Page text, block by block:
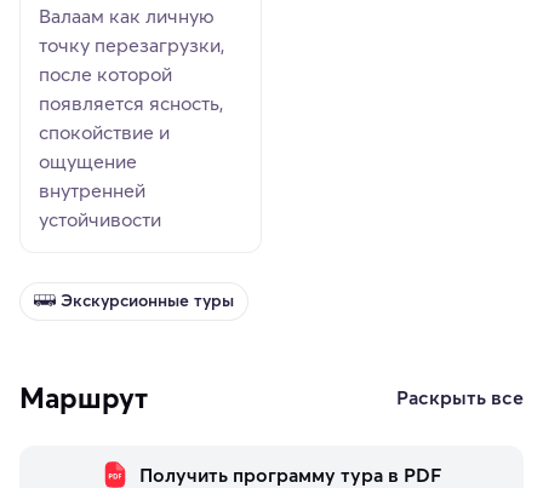
Валаам как личную
точку перезагрузки,
после которой
появляется ясность,
спокойствие и
ощущение
внутренней
устойчивости
Экскурсионные туры
Маршрут Раскрыть все
Получить программу тура в PDF